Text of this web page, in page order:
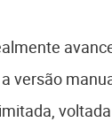
versão